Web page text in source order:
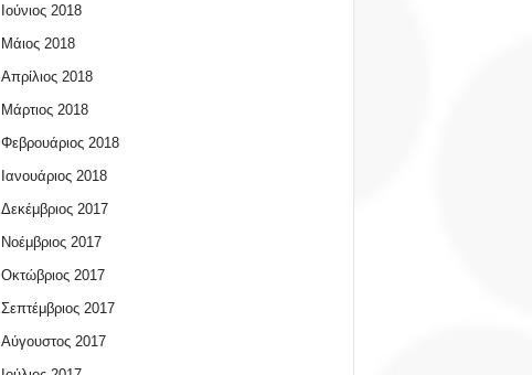
Ιούνιος 2018
Μάιος 2018
Απρίλιος 2018
Μάρτιος 2018
Φεβρουάριος 2018
Ιανουάριος 2018
Δεκέμβριος 2017
Νοέμβριος 2017
Οκτώβριος 2017
Σεπτέμβριος 2017
Αύγουστος 2017